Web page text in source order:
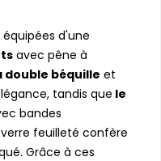
d'une
avec pêne à
double béquille et
tandis que le
bandes
feuilleté confère
Grâce à ces